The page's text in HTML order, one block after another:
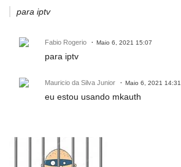
para iptv
Fabio Rogerio Maio 6, 2021 15:07
para iptv
Mauricio da Silva Junior Maio 6, 2021 14:31
eu estou usando mkauth